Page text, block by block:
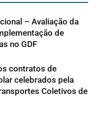
– Avaliação da
de
no GDF
contratos de
celebrados pela
Coletivos de